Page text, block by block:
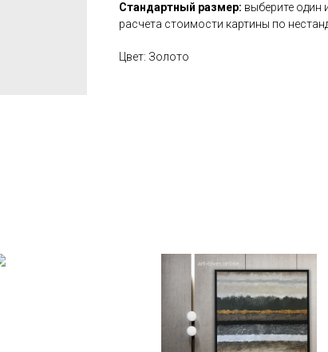
Стандартный размер: выберите один
расчета стоимости картины по
Цвет: Золото